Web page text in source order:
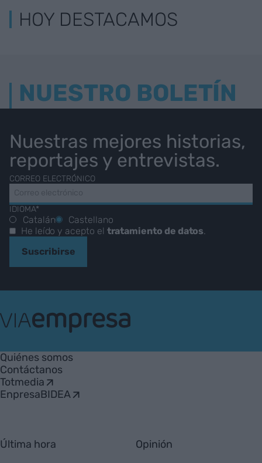
HOY DESTACAMOS
NUESTRO BOLETÍN
Nuestras mejores historias,
reportajes y entrevistas.
CORREO ELECTRÓNICO
IDIOMA*
Catalán
Castellano
He leído y acepto el tratamiento de datos.
Suscribirse
Empresa
Quiénes somos
Contáctanos
Totmedia
EnpresaBIDEA
Última hora Opinión